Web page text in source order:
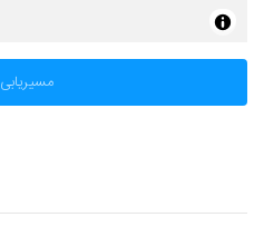
مسیریابی